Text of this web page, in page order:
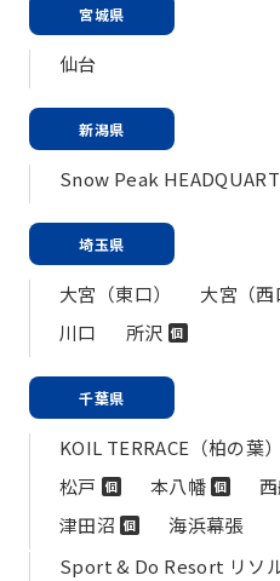
宮城県
仙台
新潟県
Snow Peak
埼玉県
大宮（東口） 大宮（西
川口 所沢 個
千葉県
KOIL TERRACE（柏の葉）
松戸 個 本八幡 個
津田沼 個
海浜幕張
Sport & Do Resort リソ